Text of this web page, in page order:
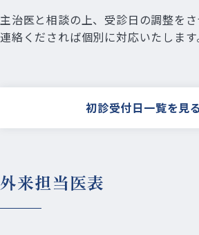
主治医と相談の上、受診日の調整を
連絡くだされば個別に対応いたします
初診受付日一覧を見る
外来担当医表